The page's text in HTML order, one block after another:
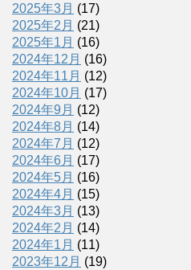
2025年3月 (17)
2025年2月 (21)
2025年1月 (16)
2024年12月 (16)
2024年11月 (12)
2024年10月 (17)
2024年9月 (12)
2024年8月 (14)
2024年7月 (12)
2024年6月 (17)
2024年5月 (16)
2024年4月 (15)
2024年3月 (13)
2024年2月 (14)
2024年1月 (11)
2023年12月 (19)